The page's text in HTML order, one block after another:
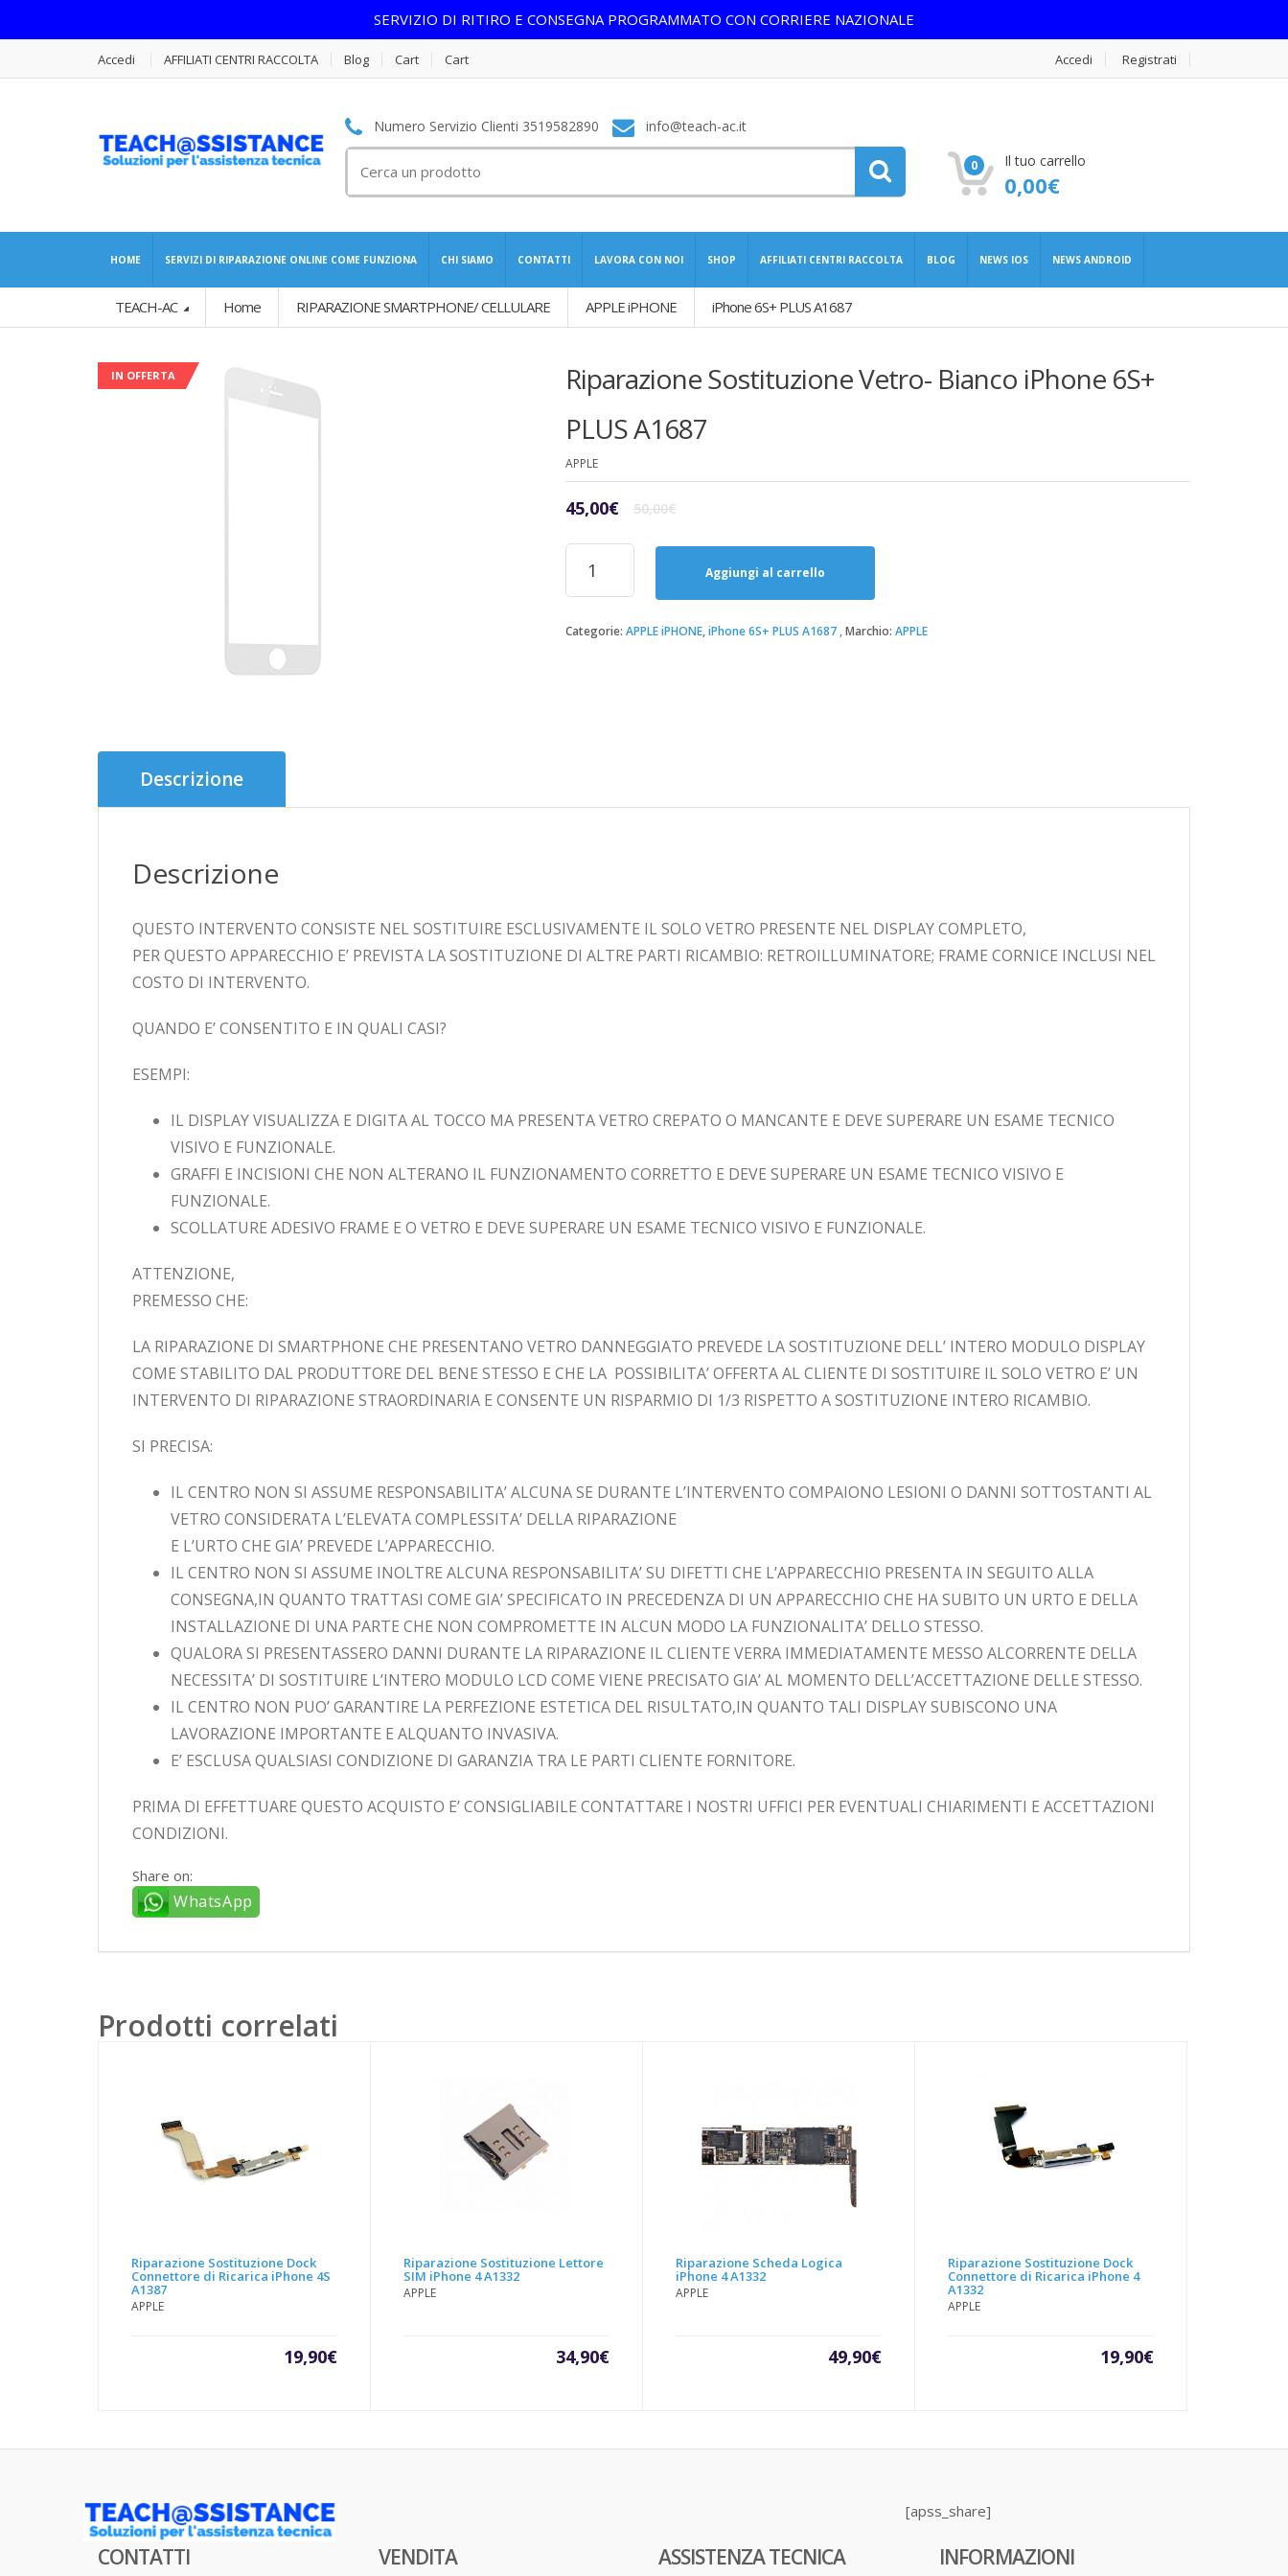
SERVIZIO DI RITIRO E CONSEGNA PROGRAMMATO CON CORRIERE NAZIONALE
Accedi AFFILIATI CENTRI RACCOLTA Blog Cart Cart Accedi Registrati
Numero Servizio Clienti 3519582890 info@teach-ac.it
per:
0 Il tuo carrello
0,00€
HOME SERVIZI DI RIPARAZIONE ONLINE COME FUNZIONA CHI SIAMO CONTATTI LAVORA CON NOI SHOP AFFILIATI CENTRI RACCOLTA BLOG NEWS IOS NEWS ANDROID
TEACH-AC Home RIPARAZIONE SMARTPHONE/ CELLULARE APPLE iPHONE iPhone 6S+ PLUS A1687
IN OFFERTA
Riparazione Sostituzione Vetro- Bianco iPhone 6S+
PLUS A1687
APPLE
50,00€Il
originale
50,00€.
45,00€
Il
attuale
45,00€.
Riparazione
Sostituzione
Vetro-
iPhone
Aggiungi al carrello
Categorie: APPLE iPHONE,iPhone 6S+ PLUS A1687 Marchio: APPLE
Descrizione
Descrizione
QUESTO INTERVENTO CONSISTE NEL SOSTITUIRE ESCLUSIVAMENTE IL SOLO VETRO PRESENTE NEL DISPLAY COMPLETO,
PER QUESTO APPARECCHIO E’ PREVISTA LA SOSTITUZIONE DI ALTRE PARTI RICAMBIO: RETROILLUMINATORE; FRAME CORNICE INCLUSI NEL
COSTO DI INTERVENTO.
QUANDO E’ CONSENTITO E IN QUALI CASI?
ESEMPI:
IL DISPLAY VISUALIZZA E DIGITA AL TOCCO MA PRESENTA VETRO CREPATO O MANCANTE E DEVE SUPERARE UN ESAME TECNICO
VISIVO E FUNZIONALE.
GRAFFI E INCISIONI CHE NON ALTERANO IL FUNZIONAMENTO CORRETTO E DEVE SUPERARE UN ESAME TECNICO VISIVO E
FUNZIONALE.
SCOLLATURE ADESIVO FRAME E O VETRO E DEVE SUPERARE UN ESAME TECNICO VISIVO E FUNZIONALE.
ATTENZIONE,
PREMESSO CHE:
LA RIPARAZIONE DI SMARTPHONE CHE PRESENTANO VETRO DANNEGGIATO PREVEDE LA SOSTITUZIONE DELL’ INTERO MODULO DISPLAY
COME STABILITO DAL PRODUTTORE DEL BENE STESSO E CHE LA POSSIBILITA’ OFFERTA AL CLIENTE DI SOSTITUIRE IL SOLO VETRO E’ UN
INTERVENTO DI RIPARAZIONE STRAORDINARIA E CONSENTE UN RISPARMIO DI 1/3 RISPETTO A SOSTITUZIONE INTERO RICAMBIO.
SI PRECISA:
IL CENTRO NON SI ASSUME RESPONSABILITA’ ALCUNA SE DURANTE L’INTERVENTO COMPAIONO LESIONI O DANNI SOTTOSTANTI AL
VETRO CONSIDERATA L’ELEVATA COMPLESSITA’ DELLA RIPARAZIONE
E L’URTO CHE GIA’ PREVEDE L’APPARECCHIO.
IL CENTRO NON SI ASSUME INOLTRE ALCUNA RESPONSABILITA’ SU DIFETTI CHE L’APPARECCHIO PRESENTA IN SEGUITO ALLA
CONSEGNA,IN QUANTO TRATTASI COME GIA’ SPECIFICATO IN PRECEDENZA DI UN APPARECCHIO CHE HA SUBITO UN URTO E DELLA
INSTALLAZIONE DI UNA PARTE CHE NON COMPROMETTE IN ALCUN MODO LA FUNZIONALITA’ DELLO STESSO.
QUALORA SI PRESENTASSERO DANNI DURANTE LA RIPARAZIONE IL CLIENTE VERRA IMMEDIATAMENTE MESSO ALCORRENTE DELLA
NECESSITA’ DI SOSTITUIRE L’INTERO MODULO LCD COME VIENE PRECISATO GIA’ AL MOMENTO DELL’ACCETTAZIONE DELLE STESSO.
IL CENTRO NON PUO’ GARANTIRE LA PERFEZIONE ESTETICA DEL RISULTATO,IN QUANTO TALI DISPLAY SUBISCONO UNA
LAVORAZIONE IMPORTANTE E ALQUANTO INVASIVA.
E’ ESCLUSA QUALSIASI CONDIZIONE DI GARANZIA TRA LE PARTI CLIENTE FORNITORE.
PRIMA DI EFFETTUARE QUESTO ACQUISTO E’ CONSIGLIABILE CONTATTARE I NOSTRI UFFICI PER EVENTUALI CHIARIMENTI E ACCETTAZIONI
CONDIZIONI.
Share on:
WhatsApp
Prodotti correlati
Riparazione Sostituzione Dock
Connettore di Ricarica iPhone 4S
A1387
APPLE
19,90€
Riparazione Sostituzione Lettore
SIM iPhone 4 A1332
APPLE
34,90€
Riparazione Scheda Logica
iPhone 4 A1332
APPLE
49,90€
Riparazione Sostituzione Dock
Connettore di Ricarica iPhone 4
A1332
APPLE
19,90€
[apss_share]
CONTATTI VENDITA ASSISTENZA TECNICA INFORMAZIONI